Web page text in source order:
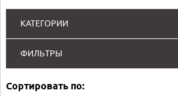
КАТЕГОРИИ
ФИЛЬТРЫ
Сортировать по: